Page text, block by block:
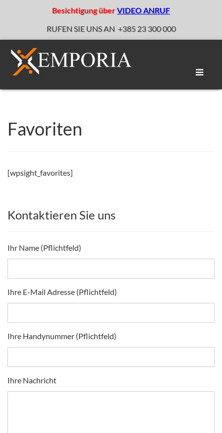
Besichtigung überVIDEO ANRUF
RUFEN SIE UNS AN +385 23 300 000
Favoriten
[wpsight_favorites]
Kontaktieren Sie uns
Ihr Name (Pflichtfeld)
Ihre E-Mail Adresse (Pflichtfeld)
Ihre Handynummer (Pflichtfeld)
Ihre Nachricht